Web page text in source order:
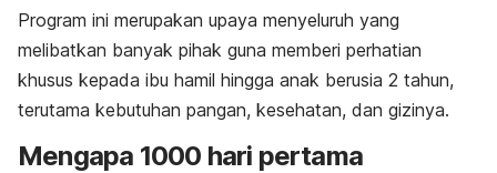
Program ini merupakan upaya menyeluruh yang
melibatkan banyak pihak guna memberi perhatian
khusus kepada ibu hamil hingga anak berusia 2 tahun,
terutama kebutuhan pangan, kesehatan, dan gizinya.
Mengapa 1000 hari pertama